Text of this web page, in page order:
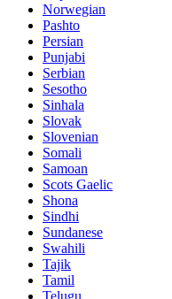
Norwegian
Pashto
Persian
Punjabi
Serbian
Sesotho
Sinhala
Slovak
Slovenian
Somali
Samoan
Scots Gaelic
Shona
Sindhi
Sundanese
Swahili
Tajik
Tamil
Telugu